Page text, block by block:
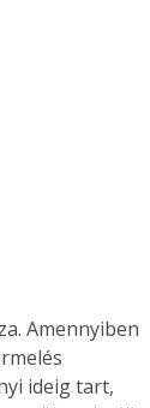
Amennyiben
ideig tart,